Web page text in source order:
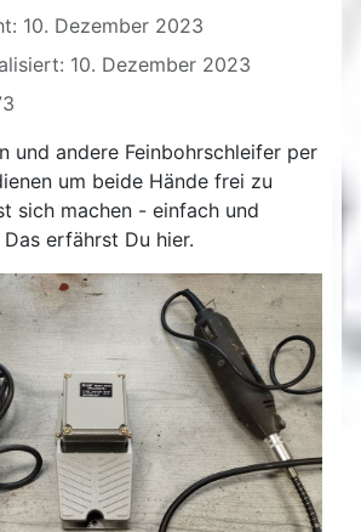
10. Dezember 2023
10. Dezember 2023
und andere Feinbohrschleifer per
um beide Hände frei zu
sich machen - einfach und
erfährst Du hier.